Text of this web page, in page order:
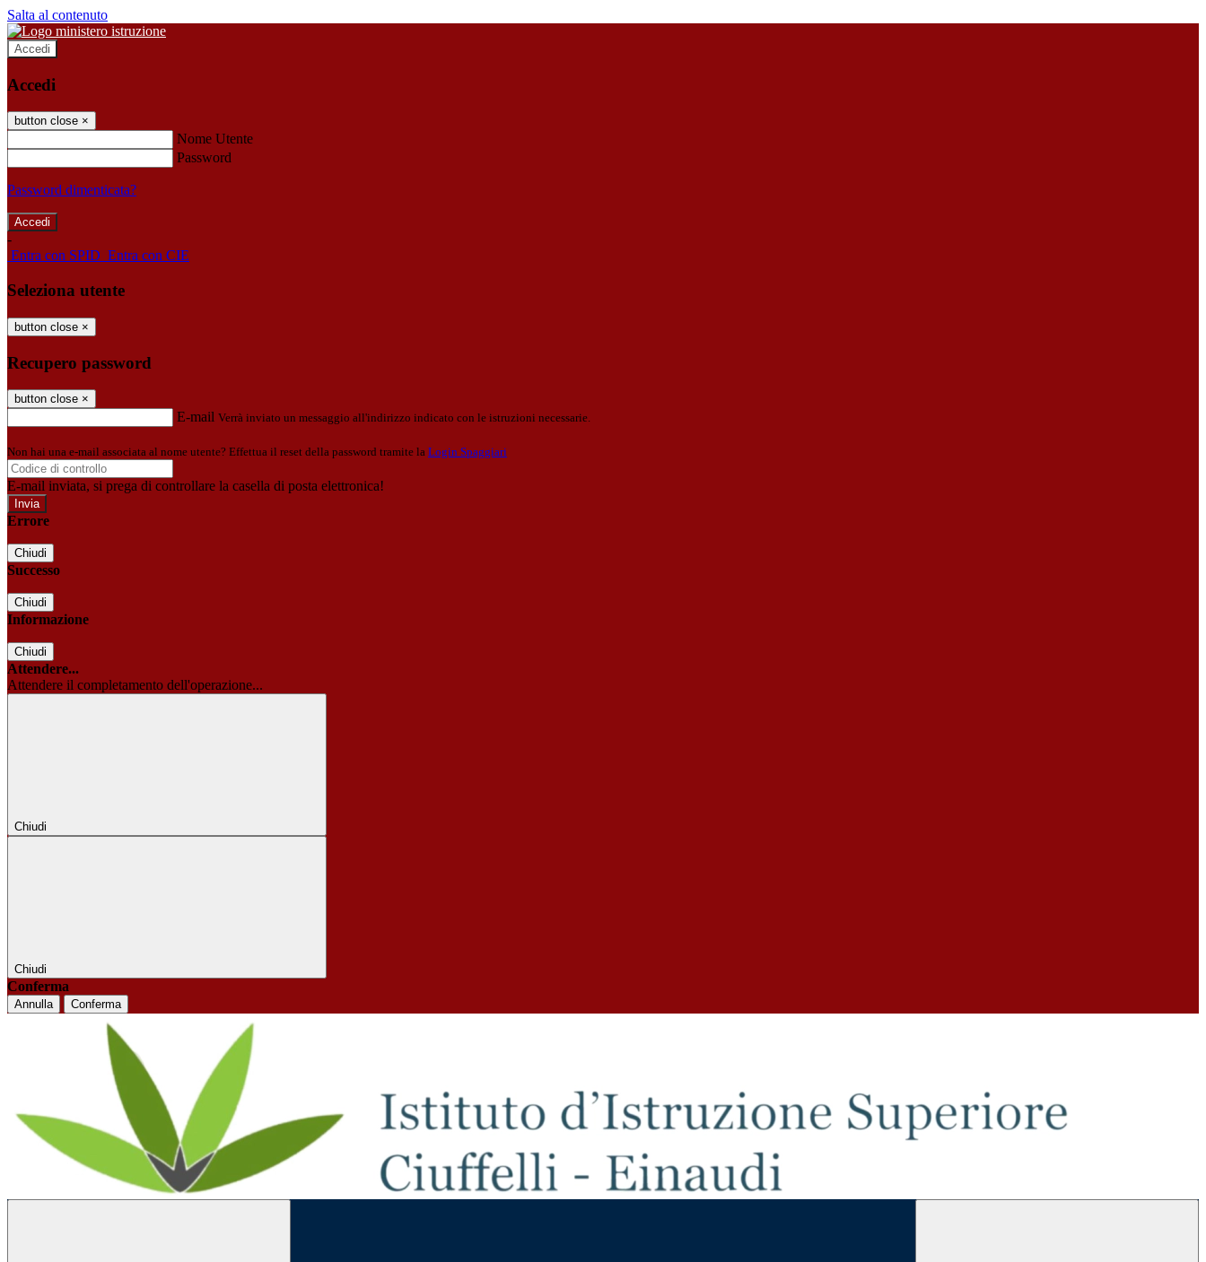
Salta al contenuto
Accedi
Accedi
button close ×
Nome Utente
Password
Password dimenticata?
-
Entra con SPID Entra con CIE
Seleziona utente
button close ×
Recupero password
button close ×
E-mail Verrà inviato un messaggio all'indirizzo indicato con le istruzioni necessarie.
Non hai una e-mail associata al nome utente? Effettua il reset della password tramite la Login Spaggiari
E-mail inviata, si prega di controllare la casella di posta elettronica!
Errore
Chiudi
Successo
Chiudi
Informazione
Chiudi
Attendere...
Attendere il completamento dell'operazione...
Chiudi
Chiudi
Conferma
Annulla Conferma